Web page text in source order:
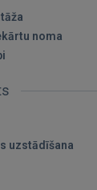
FACEBOOK
reģistrējies?
noma
uzstādīšana